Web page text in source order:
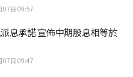
07日 09:57
息承諾 宣佈中期股息相等於
07日 09:47